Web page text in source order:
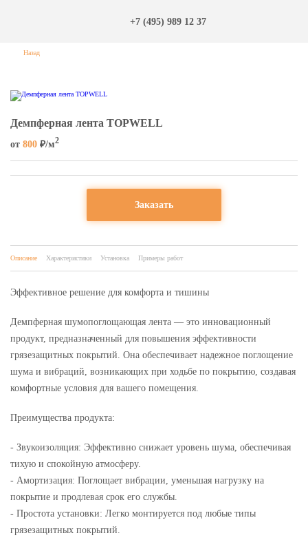
+7 (495) 989 12 37
Назад
Дeмпферная лента TOPWELL
от 800 ₽/м2
Заказать
Описание Характеристики Установка Примеры работ
Эффективное решение для комфорта и тишины
Демпферная шумопоглощающая лента — это инновационный
продукт, предназначенный для повышения эффективности
грязезащитных покрытий. Она обеспечивает надежное поглощение
шума и вибраций, возникающих при ходьбе по покрытию, создавая
комфортные условия для вашего помещения.
Преимущества продукта:
- Звукоизоляция: Эффективно снижает уровень шума, обеспечивая
тихую и спокойную атмосферу.
- Амортизация: Поглощает вибрации, уменьшая нагрузку на
покрытие и продлевая срок его службы.
- Простота установки: Легко монтируется под любые типы
грязезащитных покрытий.